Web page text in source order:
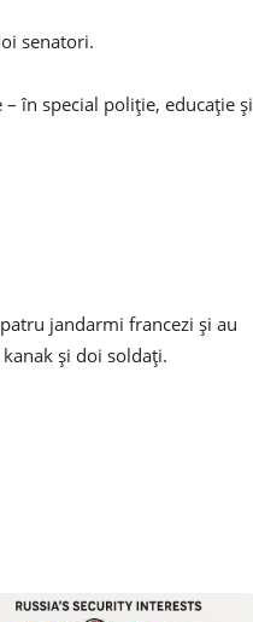
senatori.
în special poliție, educație și
jandarmi francezi și au
și doi soldați.